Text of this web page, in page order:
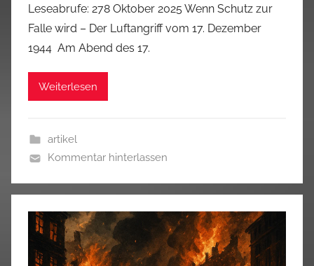
Leseabrufe: 278 Oktober 2025 Wenn Schutz zur
Falle wird – Der Luftangriff vom 17. Dezember
1944 Am Abend des 17.
Weiterlesen
artikel
Kommentar hinterlassen